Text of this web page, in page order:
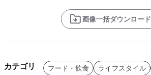
画像一括ダウンロード
カテゴリ フード・飲食 ライフスタイル